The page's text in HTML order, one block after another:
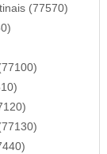
(77570)